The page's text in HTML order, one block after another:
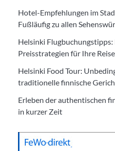
Hotel-Empfehlungen im
Fußläufig zu allen
Helsinki Flugbuchungstipps:
Preisstrategien für Ihre
Helsinki Food Tour:
traditionelle finnische
Erleben der authentischen
in kurzer Zeit